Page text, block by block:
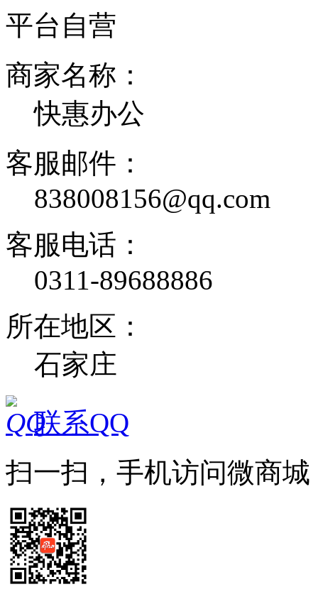
平台自营
商家名称：
快惠办公
客服邮件：
838008156@qq.com
客服电话：
0311-89688886
所在地区：
石家庄
联系QQ
扫一扫，手机访问微商城